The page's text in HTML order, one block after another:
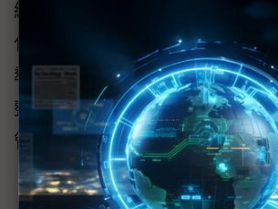
總的來說，西門子期望電子業客
化的過程，可利用Solid Edge這
導入實施相對快的平台，活用機
整合、模擬分析、製造加工、技
管理及雲端協作等功能，加速數